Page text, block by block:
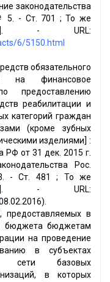
законодательства
5. - Ст. 701 ; То же
- URL:
6/5150.html
обязательного
на финансовое
предоставлению
реабилитации и
категорий граждан
(кроме зубных
изделиями] :
РФ от 31 дек. 2015 г.
Рос.
- Ст. 481 ; То же
- URL:
предоставляемых в
бюджета бюджетам
на проведение
в субъектах
сети базовых
в которых